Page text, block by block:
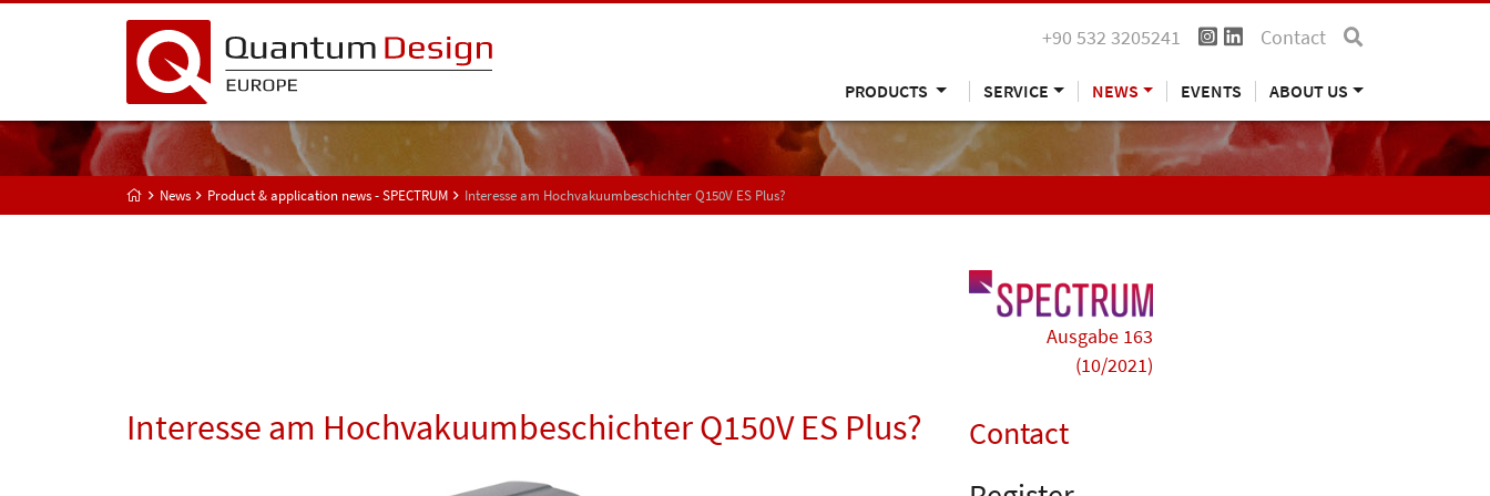
+90 532 3205241 Contact
PRODUCTS SERVICE NEWS EVENTS ABOUT US
News Product & application news - SPECTRUM Interesse am Hochvakuumbeschichter Q150V ES Plus?
Ausgabe 163
(10/2021)
Interesse am Hochvakuumbeschichter Q150V ES Plus?
Contact